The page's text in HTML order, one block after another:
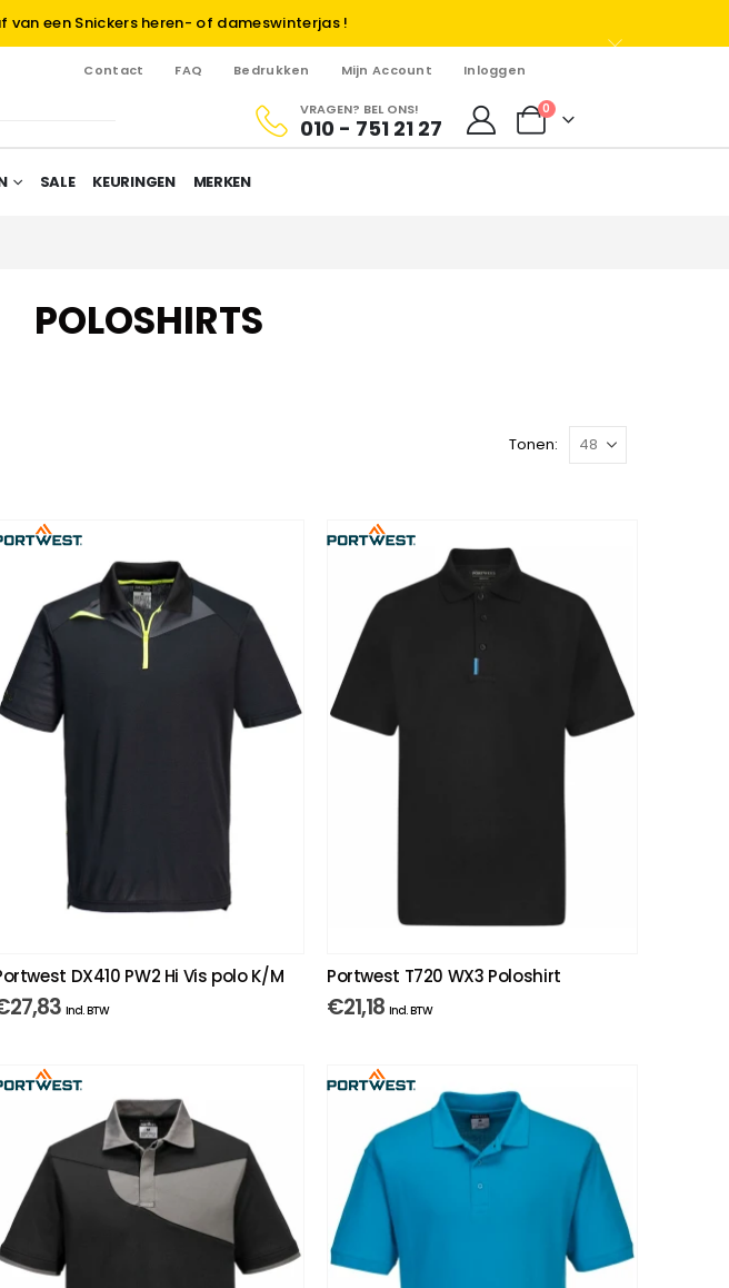
van een Snickers heren- of dameswinterjas !
Contact FAQ Bedrukken Mijn Account Inloggen
VRAGEN? BEL ONS!
010 - 751 21 27
0
SALE KEURINGEN MERKEN
POLOSHIRTS
Tonen:
DX410 PW2 Hi Vis polo K/M
27,83 Incl. BTW
Portwest T720 WX3 Poloshirt
€21,18 Incl. BTW